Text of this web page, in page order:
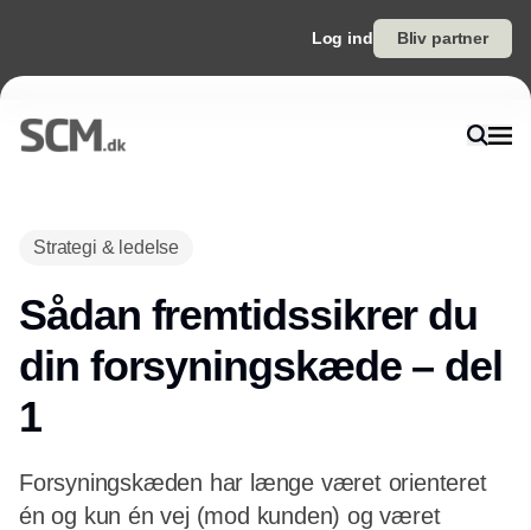
Log ind Bliv partner
Strategi & ledelse
Sådan fremtidssikrer du
din forsyningskæde – del
1
Forsyningskæden har længe været orienteret
én og kun én vej (mod kunden) og været